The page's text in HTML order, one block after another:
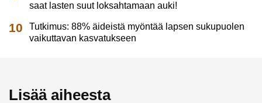
saat lasten suut loksahtamaan auki!
Tutkimus: 88% äideistä myöntää lapsen sukupuolen
vaikuttavan kasvatukseen
Lisää aiheesta